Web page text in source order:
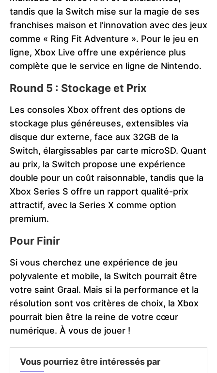
tandis que la Switch mise sur la magie de ses
franchises maison et l’innovation avec des jeux
comme « Ring Fit Adventure ». Pour le jeu en
ligne, Xbox Live offre une expérience plus
complète que le service en ligne de Nintendo​​.
Round 5 : Stockage et Prix
Les consoles Xbox offrent des options de
stockage plus généreuses, extensibles via
disque dur externe, face aux 32GB de la
Switch, élargissables par carte microSD. Quant
au prix, la Switch propose une expérience
double pour un coût raisonnable, tandis que la
Xbox Series S offre un rapport qualité-prix
attractif, avec la Series X comme option
premium​​.
Pour Finir
Si vous cherchez une expérience de jeu
polyvalente et mobile, la Switch pourrait être
votre saint Graal. Mais si la performance et la
résolution sont vos critères de choix, la Xbox
pourrait bien être la reine de votre cœur
numérique. À vous de jouer !
Vous pourriez être intéressés par